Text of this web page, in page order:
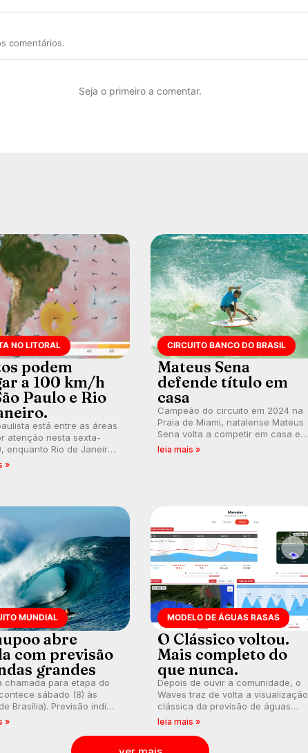
comentários.
Seja o primeiro a comentar.
NO LITORAL
podem
a 100 km/h
Paulo e Rio
está entre as áreas
atenção nesta sexta-
enquanto Rio de Janeiro
recebe alerta para ventos
»
CIRCUITO BANCO DO BRASIL
Mateus Sena
defende título em
casa
Campeão do circuito em 2024 na
Praia de Miami, natalense Mateus
Sena volta a competir em casa em
busca de manter a hegemonia
leia mais »
MUNDIAL
abre
com previsão
grandes
chamada para etapa do
sábado (8) às
Brasília). Previsão indica
Medina
baterias, com Kelly Slater
»
MODELO DE ÁGUAS RASAS
O Clássico voltou.
Mais completo do
que nunca.
Depois de ouvir a comunidade, o
Waves traz de volta a visualização
clássica da previsão de águas
rasas, agora integrada à nova
ondas para até 16 dias.
leia mais »